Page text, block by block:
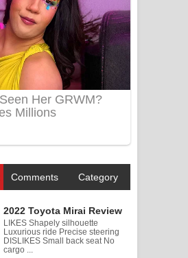
Comments Category
2022 Toyota Mirai Review
LIKES Shapely silhouette
Luxurious ride Precise steering
DISLIKES Small back seat No
cargo ...